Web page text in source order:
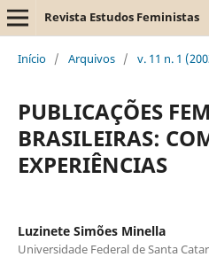
Revista Estudos Feministas
Início / Arquivos / v. 11 n. 1
PUBLICAÇÕES
BRASILEIRAS:
EXPERIÊNCIAS
Luzinete Simões Minella
Universidade Federal de Santa